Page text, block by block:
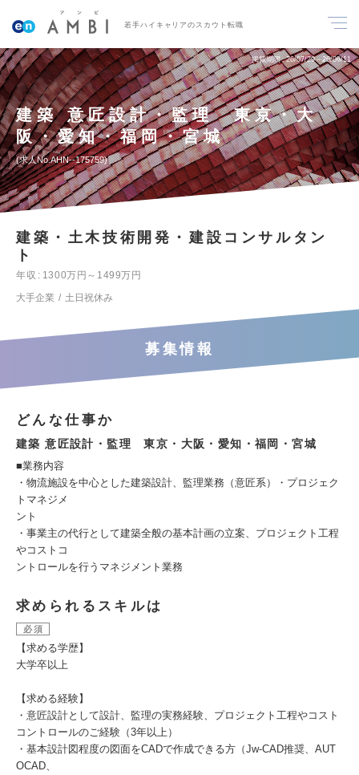
若手ハイキャリアのスカウト転職
掲載期間 26/07/29～26/08/11
建築 意匠設計・監理 東京・大
阪・愛知・福岡・宮城
求人No.AHN--175759
建築・土木技術開発・建設コンサルタン
ト
年収
1300万円～1499万円
大手企業
土日祝休み
募集情報
どんな仕事か
建築 意匠設計・監理 東京・大阪・愛知・福岡・宮城
■業務内容
・物流施設を中心とした建築設計、監理業務（意匠系）・プロジェク
トマネジメ
ント
・事業主の代行として建築全般の基本計画の立案、プロジェクト工程
やコストコ
ントロールを行うマネジメント業務
求められるスキルは
必須
【求める学歴】
大学卒以上
【求める経験】
・意匠設計として設計、監理の実務経験、プロジェクト工程やコスト
コントロールのご経験（3年以上）
・基本設計図程度の図面をCADで作成できる方（Jw-CAD推奨、AUT
OCAD、